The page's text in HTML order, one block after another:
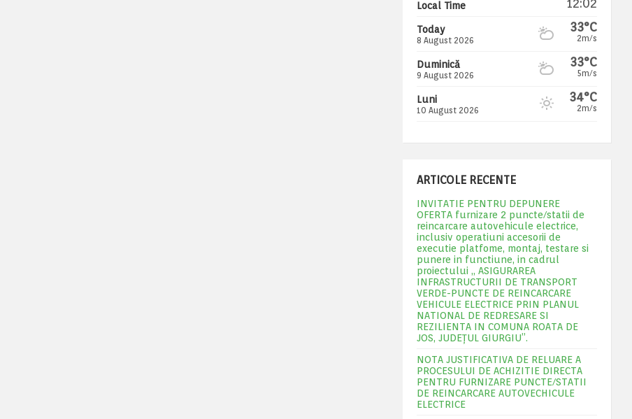
Local Time
Today
8 August 2026
33°C
2m/s
Duminică
9 August 2026
33°C
5m/s
Luni
10 August 2026
34°C
2m/s
ARTICOLE RECENTE
INVITATIE PENTRU DEPUNERE
OFERTA furnizare 2 puncte/statii de
reincarcare autovehicule electrice,
inclusiv operatiuni accesorii de
executie platfome, montaj, testare si
punere in functiune, in cadrul
proiectului „ ASIGURAREA
INFRASTRUCTURII DE TRANSPORT
VERDE-PUNCTE DE REINCARCARE
VEHICULE ELECTRICE PRIN PLANUL
NATIONAL DE REDRESARE SI
REZILIENTA IN COMUNA ROATA DE
JOS, JUDEŢUL GIURGIU”.
NOTA JUSTIFICATIVA DE RELUARE A
PROCESULUI DE ACHIZITIE DIRECTA
PENTRU FURNIZARE PUNCTE/STATII
DE REINCARCARE AUTOVECHICULE
ELECTRICE